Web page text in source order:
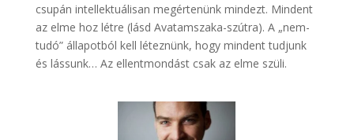
csupán intellektuálisan megértenünk mindezt. Mindent
az elme hoz létre (lásd Avatamszaka-szútra). A „nem-
tudó” állapotból kell léteznünk, hogy mindent tudjunk
és lássunk… Az ellentmondást csak az elme szüli.